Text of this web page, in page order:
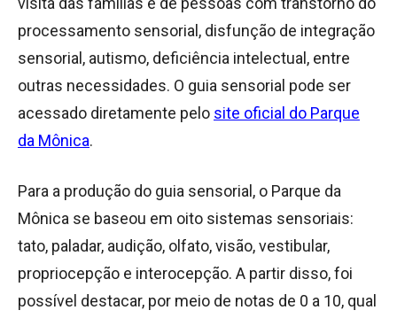
processamento sensorial, disfunção de integração
sensorial, autismo, deficiência intelectual, entre
outras necessidades. O guia sensorial pode ser
acessado diretamente pelo site oficial do Parque
da Mônica.
Para a produção do guia sensorial, o Parque da
Mônica se baseou em oito sistemas sensoriais:
tato, paladar, audição, olfato, visão, vestibular,
propriocepção e interocepção. A partir disso, foi
possível destacar, por meio de notas de 0 a 10, qual